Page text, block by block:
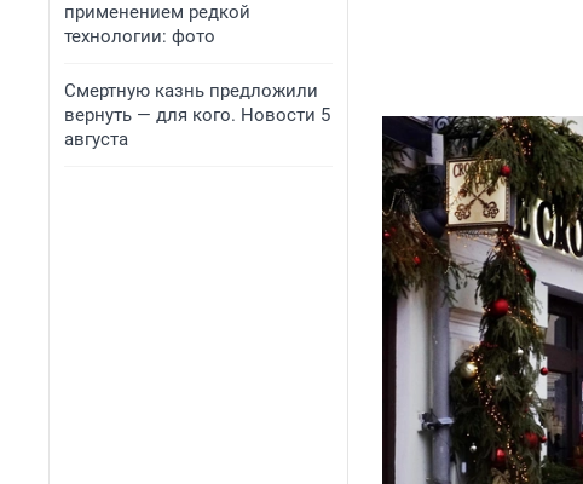
применением редкой
технологии: фото
Смертную казнь предложили
вернуть — для кого. Новости 5
августа